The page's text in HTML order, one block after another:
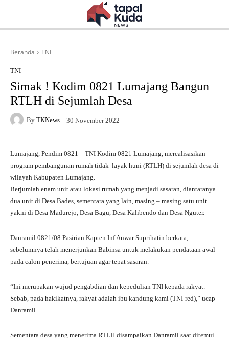
Beranda TNI
TNI
Simak ! Kodim 0821 Lumajang Bangun
RTLH di Sejumlah Desa
By TKNews 30 November 2022
Lumajang, Pendim 0821 – TNI Kodim 0821 Lumajang, merealisasikan
program pembangunan rumah tidak layak huni (RTLH) di sejumlah desa di
wilayah Kabupaten Lumajang.
Berjumlah enam unit atau lokasi rumah yang menjadi sasaran, diantaranya
dua unit di Desa Bades, sementara yang lain, masing – masing satu unit
yakni di Desa Madurejo, Desa Bagu, Desa Kalibendo dan Desa Nguter.
Danramil 0821/08 Pasirian Kapten Inf Anwar Suprihatin berkata,
sebelumnya telah menerjunkan Babinsa untuk melakukan pendataan awal
pada calon penerima, bertujuan agar tepat sasaran.
“Ini merupakan wujud pengabdian dan kepedulian TNI kepada rakyat.
Sebab, pada hakikatnya, rakyat adalah ibu kandung kami (TNI-red),” ucap
Danramil.
Sementara desa yang menerima RTLH disampaikan Danramil saat ditemui